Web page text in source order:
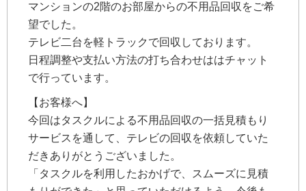
マンションの2階のお部屋からの不用品回収をご希
望でした。
テレビ二台を軽トラックで回収しております。
日程調整や支払い方法の打ち合わせははチャット
で行っています。
【お客様へ】
今回はタスクルによる不用品回収の一括見積もり
サービスを通して、テレビの回収を依頼していた
だきありがとうございました。
「タスクルを利用したおかげで、スムーズに見積